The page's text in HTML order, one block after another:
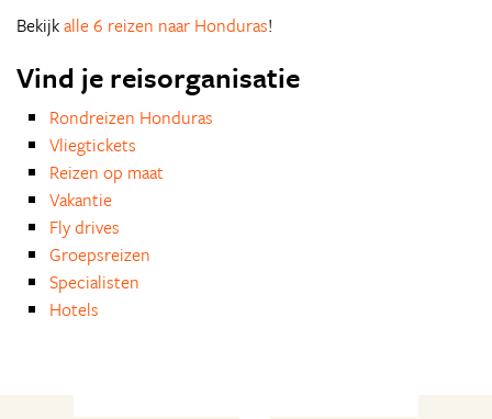
Bekijkalle 6 reizen naar Honduras!
Vind je reisorganisatie
Rondreizen Honduras
Vliegtickets
Reizen op maat
Vakantie
Fly drives
Groepsreizen
Specialisten
Hotels